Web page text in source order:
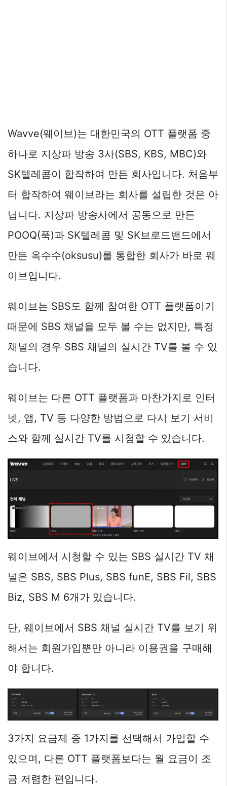
Wavve(웨이브)는 대한민국의 OTT 플랫폼 중
하나로 지상파 방송 3사(SBS, KBS, MBC)와
SK텔레콤이 합작하여 만든 회사입니다. 처음부
터 합작하여 웨이브라는 회사를 설립한 것은 아
닙니다. 지상파 방송사에서 공동으로 만든
POOQ(푹)과 SK텔레콤 및 SK브로드밴드에서
만든 옥수수(oksusu)를 통합한 회사가 바로 웨
이브입니다.
웨이브는 SBS도 함께 참여한 OTT 플랫폼이기
때문에 SBS 채널을 모두 볼 수는 없지만, 특정
채널의 경우 SBS 채널의 실시간 TV를 볼 수 있
습니다.
웨이브는 다른 OTT 플랫폼과 마찬가지로 인터
넷, 앱, TV 등 다양한 방법으로 다시 보기 서비
스와 함께 실시간 TV를 시청할 수 있습니다.
웨이브에서 시청할 수 있는 SBS 실시간 TV 채
널은 SBS, SBS Plus, SBS funE, SBS Fil, SBS
Biz, SBS M 6개가 있습니다.
단, 웨이브에서 SBS 채널 실시간 TV를 보기 위
해서는 회원가입뿐만 아니라 이용권을 구매해
야 합니다.
3가지 요금제 중 1가지를 선택해서 가입할 수
있으며, 다른 OTT 플랫폼보다는 월 요금이 조
금 저렴한 편입니다.